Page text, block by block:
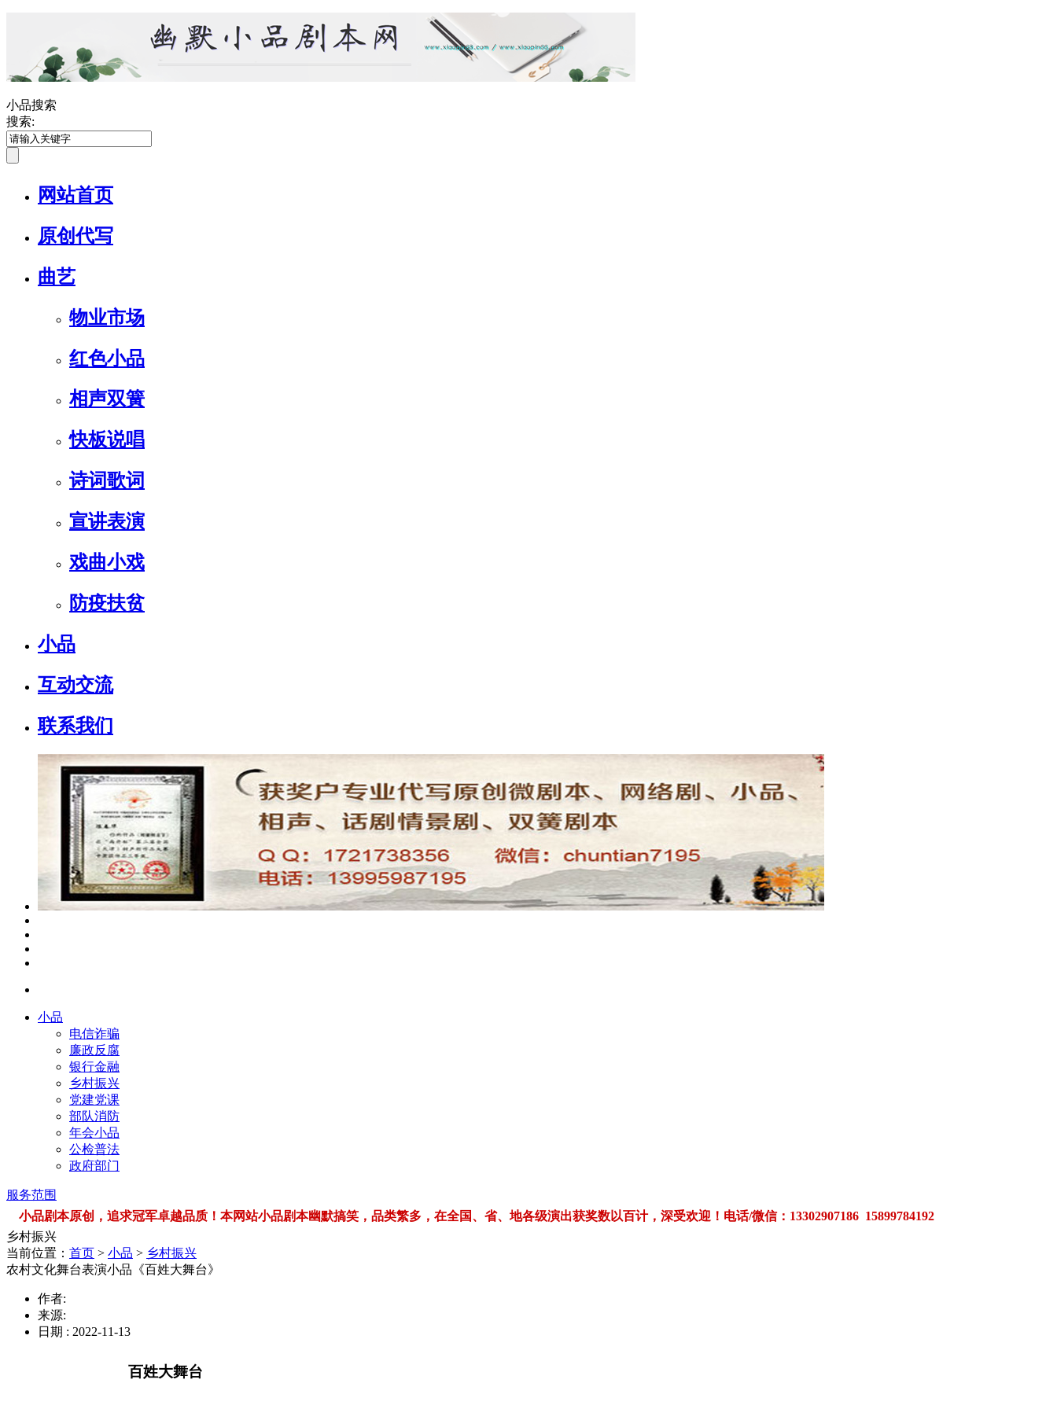
小品搜索
搜索:
网站首页
原创代写
曲艺
物业市场
红色小品
相声双簧
快板说唱
诗词歌词
宣讲表演
戏曲小戏
防疫扶贫
小品
互动交流
联系我们
小品
电信诈骗
廉政反腐
银行金融
乡村振兴
党建党课
部队消防
年会小品
公检普法
政府部门
服务范围
小品剧本原创，追求冠军卓越品质！本网站小品剧本幽默搞笑，品类繁多，在全国、省、地各级演出获奖数以百计，深受欢迎！电话/微信：13302907186 15899784192
乡村振兴
当前位置： 首页 > 小品 > 乡村振兴
农村文化舞台表演小品《百姓大舞台》
作者:
来源:
日期 : 2022-11-13
百姓大舞台